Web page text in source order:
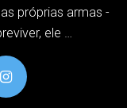
próprias armas -
ele …